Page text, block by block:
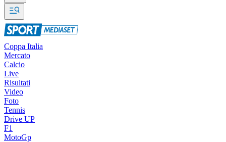
Coppa Italia
Mercato
Calcio
Live
Risultati
Video
Foto
Tennis
Drive UP
F1
MotoGp